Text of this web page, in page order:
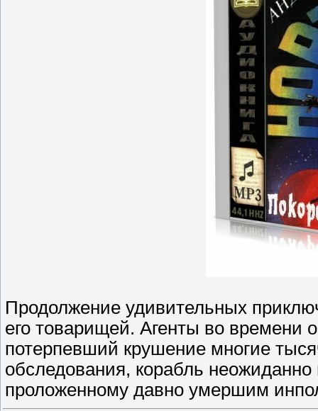
Продолжение удивительных
его товарищей. Агенты во времени
потерпевший крушение многие
обследования, корабль неожиданно
проложенному давно умершим